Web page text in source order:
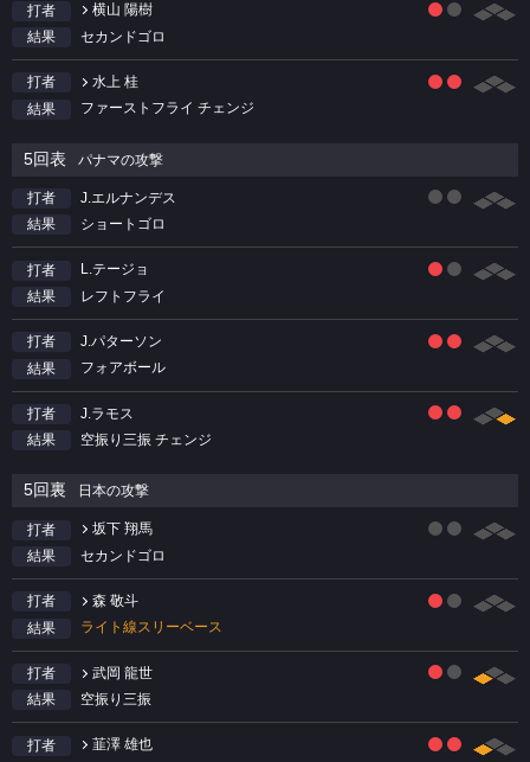
打者
横山 陽樹
結果
セカンドゴロ
打者
水上 桂
結果
ファーストフライ チェンジ
5回表 パナマの攻撃
打者
J.エルナンデス
結果
ショートゴロ
打者
L.テージョ
結果
レフトフライ
打者
J.パターソン
結果
フォアボール
打者
J.ラモス
結果
空振り三振 チェンジ
5回裏 日本の攻撃
打者
坂下 翔馬
結果
セカンドゴロ
打者
森 敬斗
結果
ライト線スリーベース
打者
武岡 龍世
結果
空振り三振
打者 韮澤 雄也